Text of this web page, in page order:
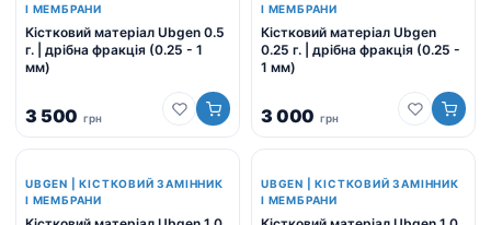
І МЕМБРАНИ
Кістковий матеріал Ubgen 0.5
г. | дрібна фракція (0.25 - 1
мм)
3 500 грн
І МЕМБРАНИ
Кістковий матеріал Ubgen
0.25 г. | дрібна фракція (0.25 -
1 мм)
3 000 грн
UBGEN | КІСТКОВИЙ ЗАМІННИК
І МЕМБРАНИ
UBGEN | КІСТКОВИЙ ЗАМІННИК
І МЕМБРАНИ